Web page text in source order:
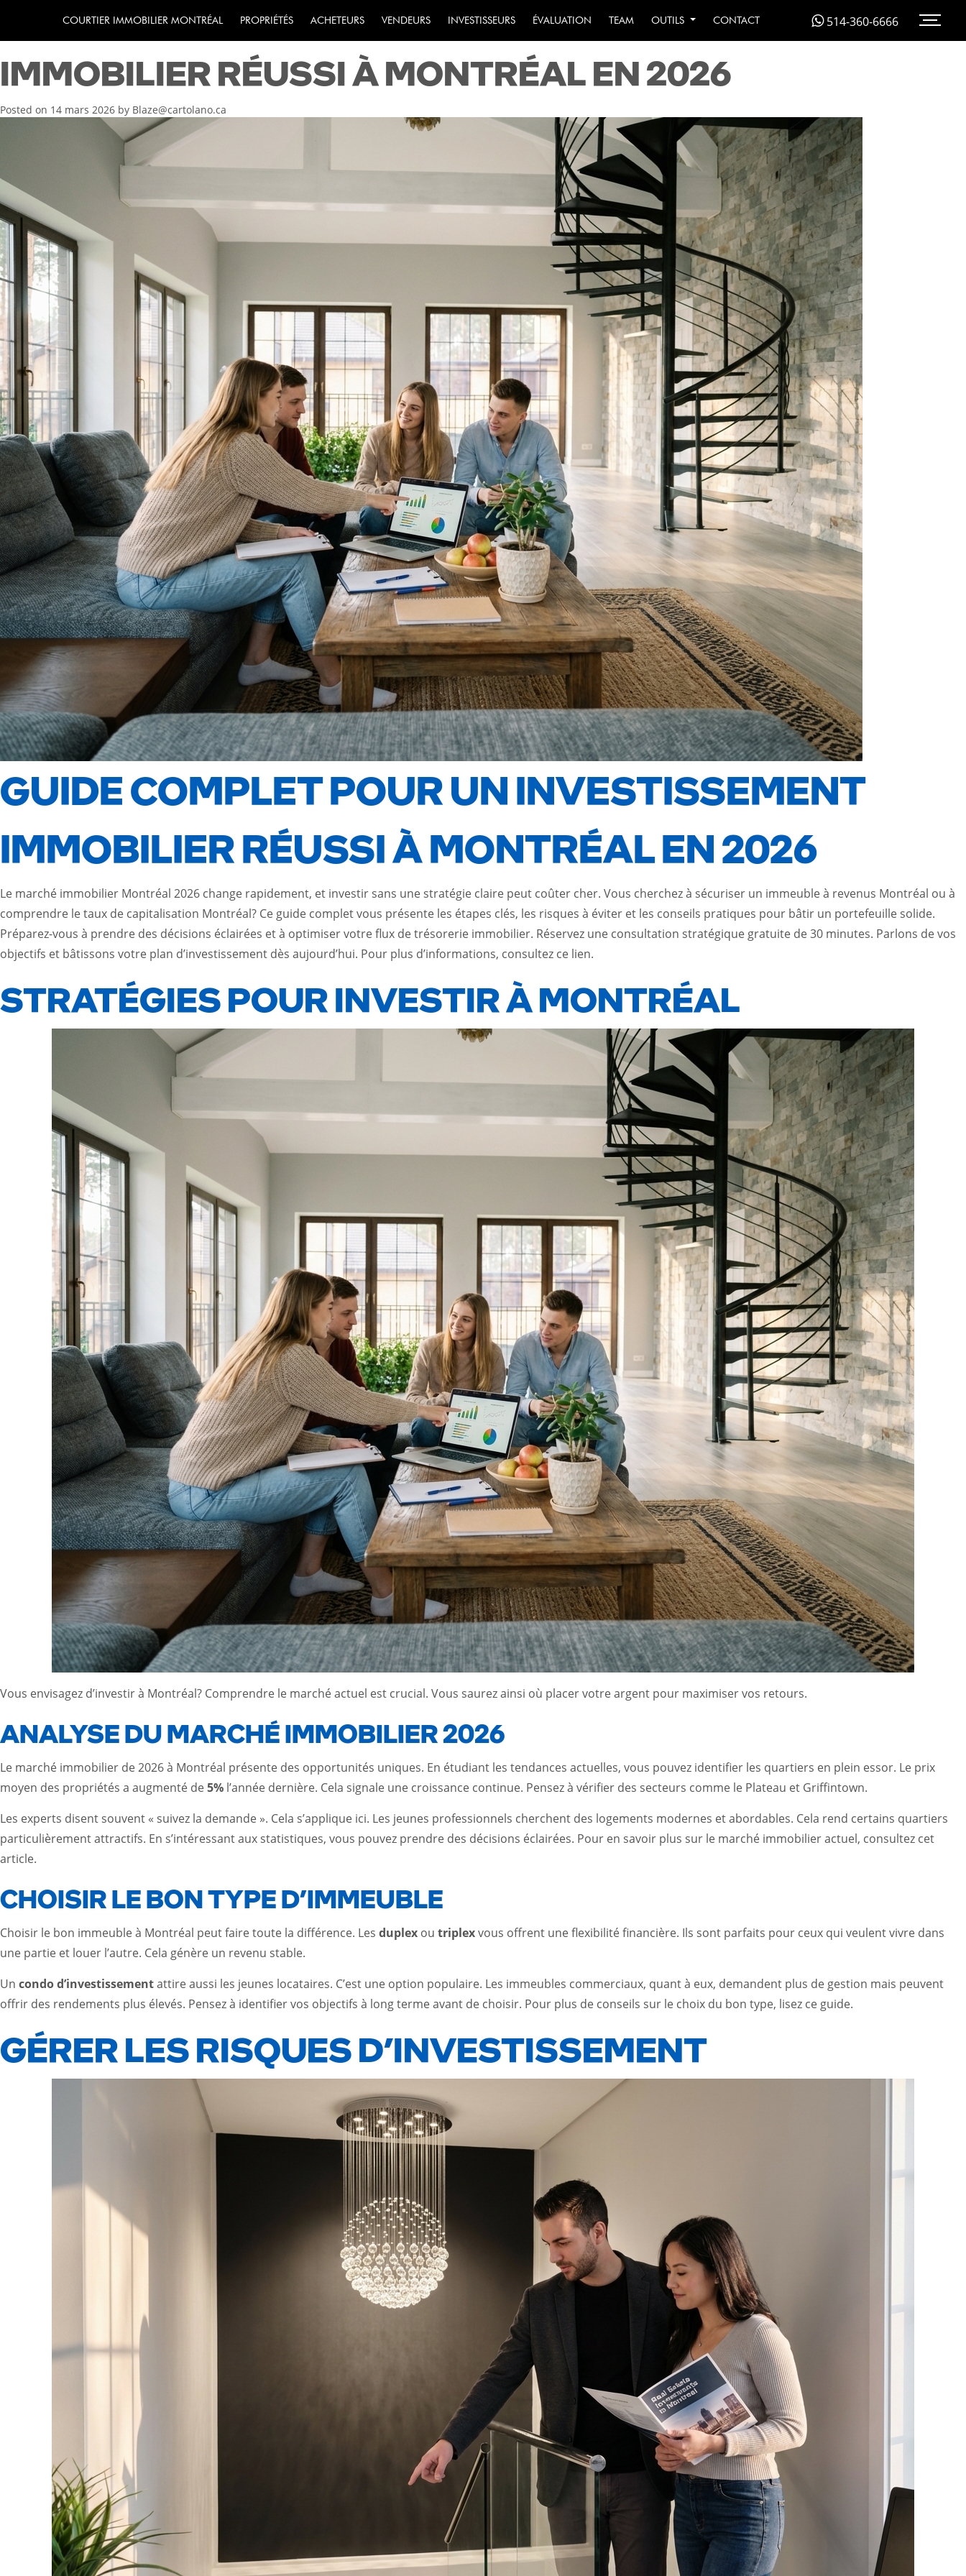
COURTIER IMMOBILIER MONTRÉAL PROPRIÉTÉS ACHETEURS VENDEURS INVESTISSEURS ÉVALUATION TEAM OUTILS CONTACT 514-360-6666
GUIDE COMPLET POUR UN INVESTISSEMENT
IMMOBILIER RÉUSSI À MONTRÉAL EN 2026
Posted on 14 mars 2026 by Blaze@cartolano.ca
GUIDE COMPLET POUR UN INVESTISSEMENT
IMMOBILIER RÉUSSI À MONTRÉAL EN 2026
Le marché immobilier Montréal 2026 change rapidement, et investir sans une stratégie claire peut coûter cher. Vous cherchez à sécuriser un immeuble à revenus Montréal ou à
comprendre le taux de capitalisation Montréal? Ce guide complet vous présente les étapes clés, les risques à éviter et les conseils pratiques pour bâtir un portefeuille solide.
Préparez-vous à prendre des décisions éclairées et à optimiser votre flux de trésorerie immobilier. Réservez une consultation stratégique gratuite de 30 minutes. Parlons de vos
objectifs et bâtissons votre plan d’investissement dès aujourd’hui. Pour plus d’informations, consultez ce lien.
STRATÉGIES POUR INVESTIR À MONTRÉAL
Vous envisagez d’investir à Montréal? Comprendre le marché actuel est crucial. Vous saurez ainsi où placer votre argent pour maximiser vos retours.
ANALYSE DU MARCHÉ IMMOBILIER 2026
Le marché immobilier de 2026 à Montréal présente des opportunités uniques. En étudiant les tendances actuelles, vous pouvez identifier les quartiers en plein essor. Le prix
moyen des propriétés a augmenté de5% l’année dernière. Cela signale une croissance continue. Pensez à vérifier des secteurs comme le Plateau et Griffintown.
Les experts disent souvent « suivez la demande ». Cela s’applique ici. Les jeunes professionnels cherchent des logements modernes et abordables. Cela rend certains quartiers
particulièrement attractifs. En s’intéressant aux statistiques, vous pouvez prendre des décisions éclairées. Pour en savoir plus sur le marché immobilier actuel, consultez cet
article.
CHOISIR LE BON TYPE D’IMMEUBLE
Choisir le bon immeuble à Montréal peut faire toute la différence. Les duplex ou triplexvous offrent une flexibilité financière. Ils sont parfaits pour ceux qui veulent vivre dans
une partie et louer l’autre. Cela génère un revenu stable.
Un condo d’investissementattire aussi les jeunes locataires. C’est une option populaire. Les immeubles commerciaux, quant à eux, demandent plus de gestion mais peuvent
offrir des rendements plus élevés. Pensez à identifier vos objectifs à long terme avant de choisir. Pour plus de conseils sur le choix du bon type, lisez ce guide.
GÉRER LES RISQUES D’INVESTISSEMENT